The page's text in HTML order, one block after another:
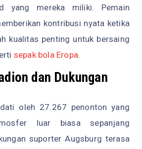
yang mereka miliki. Pemain
kontribusi nyata ketika
kualitas penting untuk bersaing
sepak bola Eropa.
dan Dukungan
oleh 27.267 penonton yang
luar biasa sepanjang
suporter Augsburg terasa